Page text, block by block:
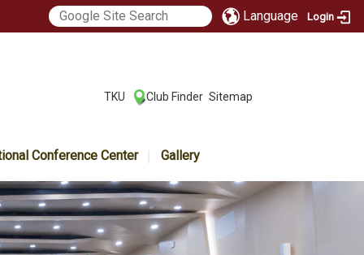
Language Login
TKU Club Finder Sitemap
Conference Center Gallery